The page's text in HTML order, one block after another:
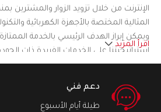
الإنترنت من خلال تزويد الزوار والمشترين
المثالية المختصة بالأجهزة الكهربائية
ويمكن إبراز الهدف الرئيسي بالخدمة الممتازة
استراتيجيتنا على الخدمات الفريدة ذات
المستمر لتلبية احتياجات ورغبات العملاء
مباشرة في تصنيفات مختلفة مما يجعل
منصة للتسوق تركز على راحة
اقرأ المزيد
دعم فني
طيلة أيام الأسبوع